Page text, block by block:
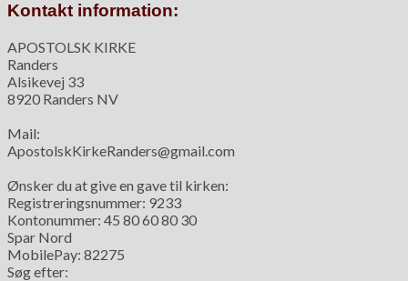
Kontakt information:
APOSTOLSK KIRKE
Randers
Alsikevej 33
8920 Randers NV
Mail:
ApostolskKirkeRanders@gmail.com
Ønsker du at give en gave til kirken:
Registreringsnummer: 9233
Kontonummer: 45 80 60 80 30
Spar Nord
MobilePay: 82275
Søg efter: